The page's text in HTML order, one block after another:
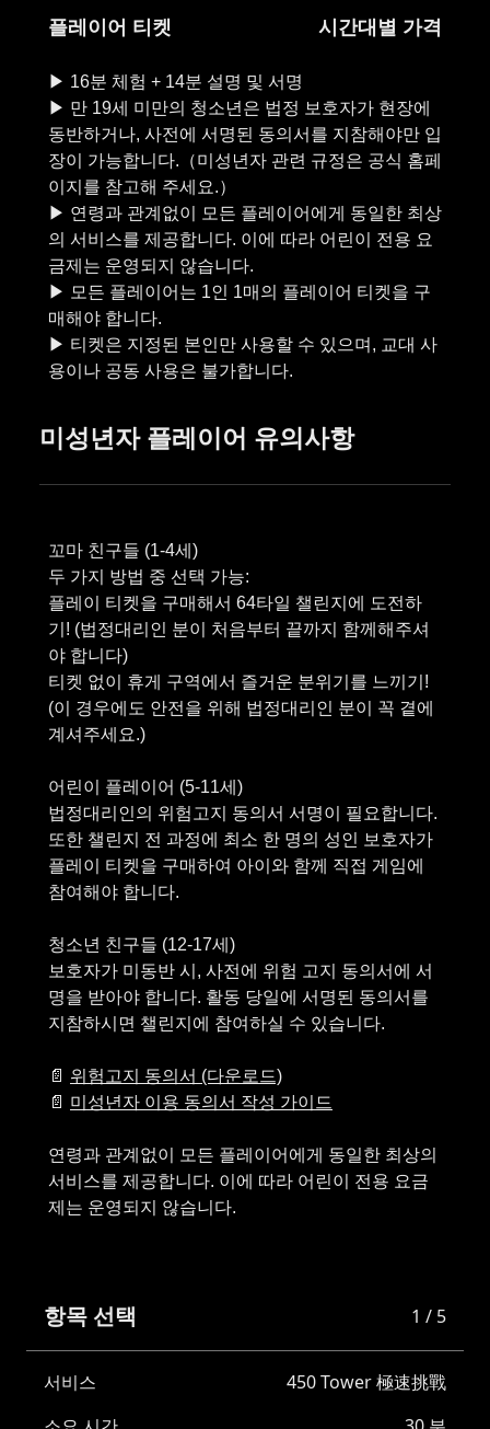
플레이어 티켓 시간대별 가격
▶︎ 16분 체험 + 14분 설명 및 서명
▶︎ 만 19세 미만의 청소년은 법정 보호자가 현장에
동반하거나, 사전에 서명된 동의서를 지참해야만 입
장이 가능합니다.（미성년자 관련 규정은 공식 홈페
이지를 참고해 주세요.）
▶︎ 연령과 관계없이 모든 플레이어에게 동일한 최상
의 서비스를 제공합니다. 이에 따라 어린이 전용 요
금제는 운영되지 않습니다.
▶︎ 모든 플레이어는 1인 1매의 플레이어 티켓을 구
매해야 합니다.
▶︎ 티켓은 지정된 본인만 사용할 수 있으며, 교대 사
미성년자 플레이어 유의사항
꼬마 친구들 (1-4세)
두 가지 방법 중 선택 가능:
플레이 티켓을 구매해서 64타일 챌린지에 도전하
기! (법정대리인 분이 처음부터 끝까지 함께해주셔
야 합니다)
티켓 없이 휴게 구역에서 즐거운 분위기를 느끼기!
(이 경우에도 안전을 위해 법정대리인 분이 꼭 곁에
계셔주세요.)
어린이 플레이어 (5-11세)
법정대리인의 위험고지 동의서 서명이 필요합니다.
또한 챌린지 전 과정에 최소 한 명의 성인 보호자가
플레이 티켓을 구매하여 아이와 함께 직접 게임에
참여해야 합니다.
청소년 친구들 (12-17세)
보호자가 미동반 시, 사전에 위험 고지 동의서에 서
명을 받아야 합니다. 활동 당일에 서명된 동의서를
지참하시면 챌린지에 참여하실 수 있습니다.
📄 위험고지 동의서 (다운로드)
📄 미성년자 이용 동의서 작성 가이드
연령과 관계없이 모든 플레이어에게 동일한 최상의
서비스를 제공합니다. 이에 따라 어린이 전용 요금
항목 선택 1 / 5
서비스
450 Tower 極速挑戰